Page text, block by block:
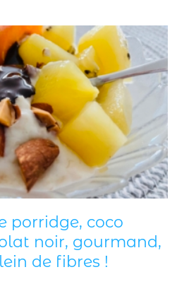
porridge, coco
noir, gourmand,
de fibres !